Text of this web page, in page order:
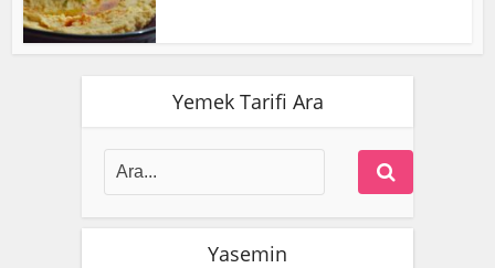
Yemek Tarifi Ara
Yasemin